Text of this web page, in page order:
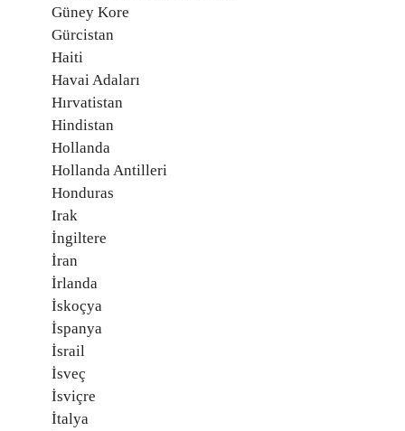
Güney Kore
Gürcistan
Haiti
Havai Adaları
Hırvatistan
Hindistan
Hollanda
Hollanda Antilleri
Honduras
Irak
İngiltere
İran
İrlanda
İskoçya
İspanya
İsrail
İsveç
İsviçre
İtalya